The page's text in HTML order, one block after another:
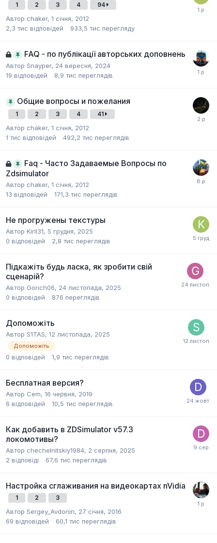
1 2 3 4 94
Автор chaker, 1 січня, 2012
2,3 тис відповідей 933,5 тис перегляду
FAQ - по публікації авторських доповнень
Автор Snayper, 24 вересня, 2024
19 відповідей 8,9 тис переглядів
Общие вопросы и пожелания
1 2 3 4 41
Автор chaker, 1 січня, 2012
1 тис відповідей 492,2 тис переглядів
Faq - Часто Задаваемые Вопросы по
Zdsimulator
Автор chaker, 1 січня, 2012
13 відповідей 171,3 тис переглядів
Не прогружены текстуры
Автор Kirll31, 5 грудня, 2025
0 відповідей 2,8 тис переглядів
Підкажіть будь ласка, як зробити свій
сценарій?
Автор Gorich06, 24 листопада, 2025
0 відповідей 876 переглядів
Допоможіть
Автор S1TAS, 12 листопада, 2025
Допоможіть
0 відповідей 1,9 тис переглядів
Бесплатная версия?
Автор Cem, 16 червня, 2019
6 відповідей 10,5 тис переглядів
Как добавить в ZDSimulator v57.3
локомотивы?
Автор chechelnitskiy1984, 2 серпня, 2025
2 відповіді 67,6 тис переглядів
Настройка сглаживания на видеокартах nVidia
1 2 3
Автор Sergey_Avdonin, 27 січня, 2016
69 відповідей 60,1 тис переглядів